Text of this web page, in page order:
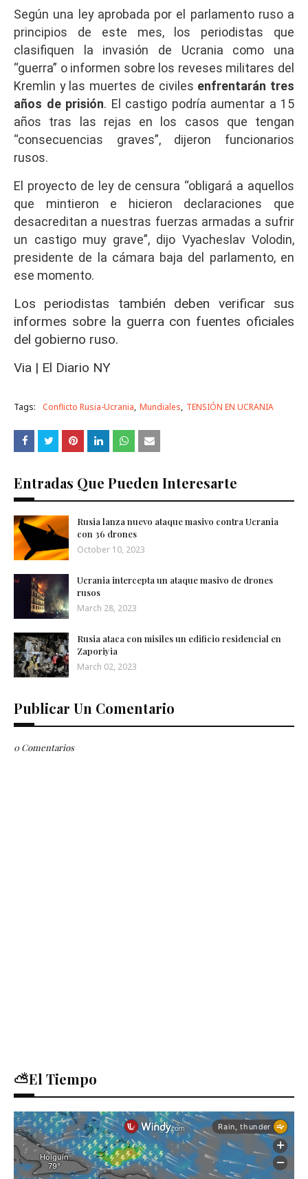
Según una ley aprobada por el parlamento ruso a
principios de este mes, los periodistas que
clasifiquen la invasión de Ucrania como una
“guerra” o informen sobre los reveses militares del
Kremlin y las muertes de civiles enfrentarán tres
años de prisión. El castigo podría aumentar a 15
años tras las rejas en los casos que tengan
“consecuencias graves”, dijeron funcionarios
rusos.
El proyecto de ley de censura “obligará a aquellos
que mintieron e hicieron declaraciones que
desacreditan a nuestras fuerzas armadas a sufrir
un castigo muy grave”, dijo Vyacheslav Volodin,
presidente de la cámara baja del parlamento, en
ese momento.
Los periodistas también deben verificar sus
informes sobre la guerra con fuentes oficiales
del gobierno ruso.
Via | El Diario NY
Tags: Conflicto Rusia-Ucrania Mundiales TENSIÓN EN UCRANIA
Entradas Que Pueden Interesarte
Rusia lanza nuevo ataque masivo contra Ucrania
con 36 drones
October 10, 2023
Ucrania intercepta un ataque masivo de drones
rusos
March 28, 2023
Rusia ataca con misiles un edificio residencial en
Zaporiyia
March 02, 2023
Publicar Un Comentario
0 Comentarios
⛅El Tiempo